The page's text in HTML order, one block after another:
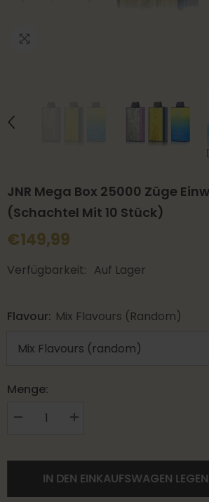
JNR Mega Box 25000 Züge
(Schachtel Mit 10 Stück)
€149,99
Verfügbarkeit: Auf Lager
Flavour: Mix Flavours (random)
Menge:
Decrease
Mega
Züge
Increase
Mega
Box
25000
Züge
IN DEN EINKAUFSWAGEN LEGEN